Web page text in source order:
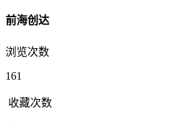
前海创达
浏览次数
161
收藏次数